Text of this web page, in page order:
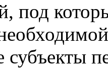
под
субъекты